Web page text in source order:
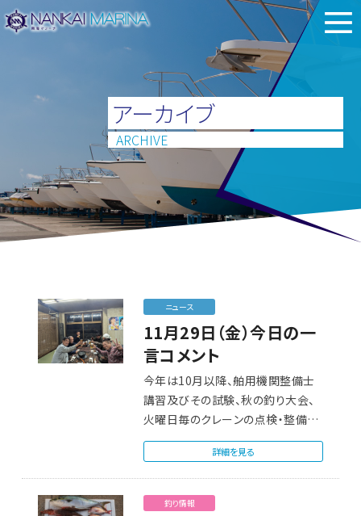
アーカイブ
ARCHIVE
ニュース
11月29日（金）今日の一
言コメント
今年は10月以降、舶用機関整備士
講習及びその試験、秋の釣り大会、
火曜日毎のクレーンの点検・整備、
バンドの練習・…
詳細を見る
釣り情報